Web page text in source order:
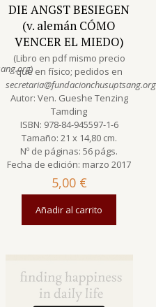
)
DIE ANGST BESIEGEN
(v. alemán CÓMO
VENCER EL MIEDO)
(Libro en pdf mismo precio
que en físico; pedidos en
secretaria@fundacionchusuptsang.org
Autor: Ven. Gueshe Tenzing
Tamding
ISBN: 978-84-945597-1-6
Tamaño: 21 x 14,80 cm.
Nº de páginas: 56 págs.
Fecha de edición: marzo 2017
5,00 €
Añadir al carrito